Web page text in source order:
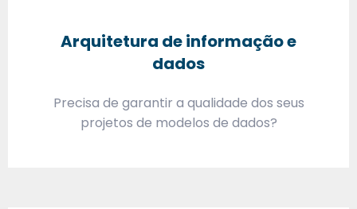
Arquitetura de informação e
dados
Precisa de garantir a qualidade dos seus
projetos de modelos de dados?